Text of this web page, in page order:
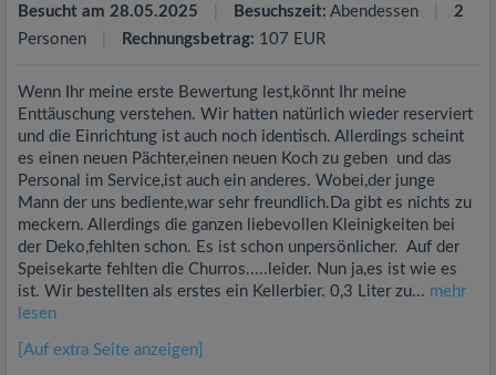
Besucht am 28.05.2025 Besuchszeit: Abendessen
2
Personen
Rechnungsbetrag: 107 EUR
Wenn Ihr meine erste Bewertung lest,könnt Ihr meine
Enttäuschung verstehen. Wir hatten natürlich wieder reserviert
und die Einrichtung ist auch noch identisch. Allerdings scheint
es einen neuen Pächter,einen neuen Koch zu geben und das
Personal im Service,ist auch ein anderes. Wobei,der junge
Mann der uns bediente,war sehr freundlich.Da gibt es nichts zu
meckern. Allerdings die ganzen liebevollen Kleinigkeiten bei
der Deko,fehlten schon. Es ist schon unpersönlicher. Auf der
Speisekarte fehlten die Churros.....leider. Nun ja,es ist wie es
ist. Wir bestellten als erstes ein Kellerbier. 0,3 Liter zu... mehr
lesen
[Auf extra Seite anzeigen]